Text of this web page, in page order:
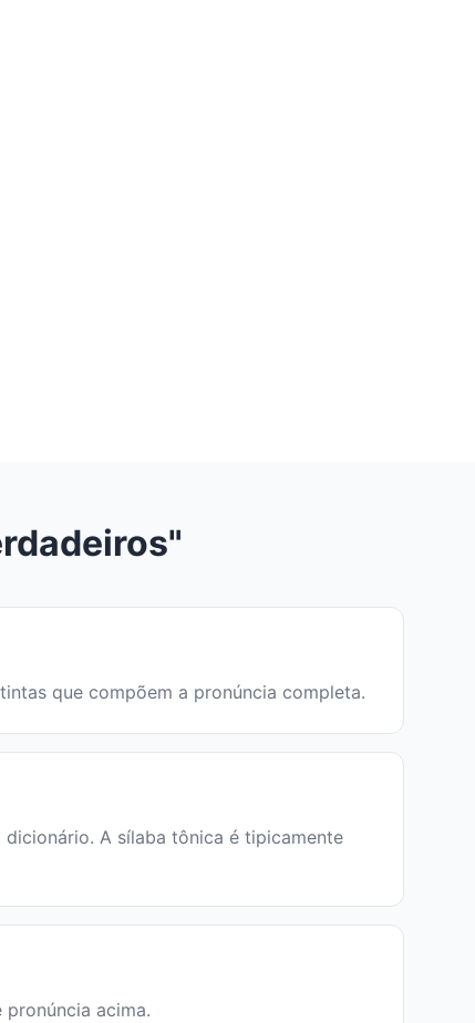
que compõem a pronúncia completa.
A sílaba tônica é tipicamente
pronúncia acima.